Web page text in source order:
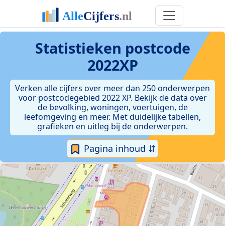
Statistieken postcode
2022XP
Verken alle cijfers over meer dan 250 onderwerpen
voor postcodegebied 2022 XP. Bekijk de data over
de bevolking, woningen, voertuigen, de
leefomgeving en meer. Met duidelijke tabellen,
grafieken en uitleg bij de onderwerpen.
Pagina inhoud ⇵